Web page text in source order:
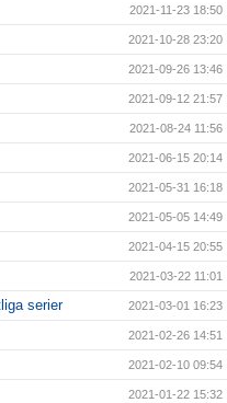
2021-11-23 18:50
2021-10-28 23:20
2021-09-26 13:46
2021-09-12 21:57
2021-08-24 11:56
2021-06-15 20:14
2021-05-31 16:18
2021-05-05 14:49
2021-04-15 20:55
2021-03-22 11:01
serier 2021-03-01 16:23
2021-02-26 14:51
2021-02-10 09:54
2021-01-22 15:32